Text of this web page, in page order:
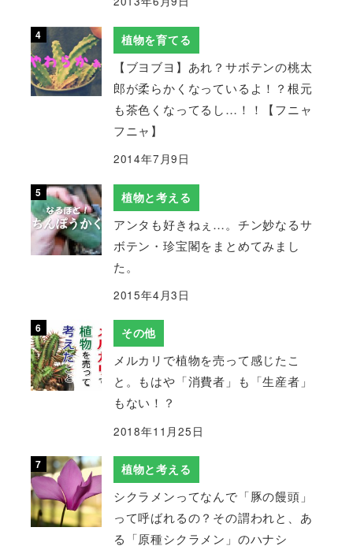
植物を育てる
【ブヨブヨ】あれ？サボテンの桃太
郎が柔らかくなっているよ！？根元
も茶色くなってるし…！！【フニャ
フニャ】
2014年7月9日
植物と考える
アンタも好きねぇ…。チン妙なるサ
ボテン・珍宝閣をまとめてみまし
た。
2015年4月3日
その他
メルカリで植物を売って感じたこ
と。もはや「消費者」も「生産者」
もない！？
2018年11月25日
植物と考える
シクラメンってなんで「豚の饅頭」
って呼ばれるの？その謂われと、あ
る「原種シクラメン」のハナシ